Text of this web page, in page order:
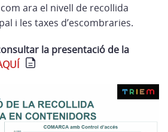
ara el nivell de recollida
i les taxes d’escombraries.
la presentació de la